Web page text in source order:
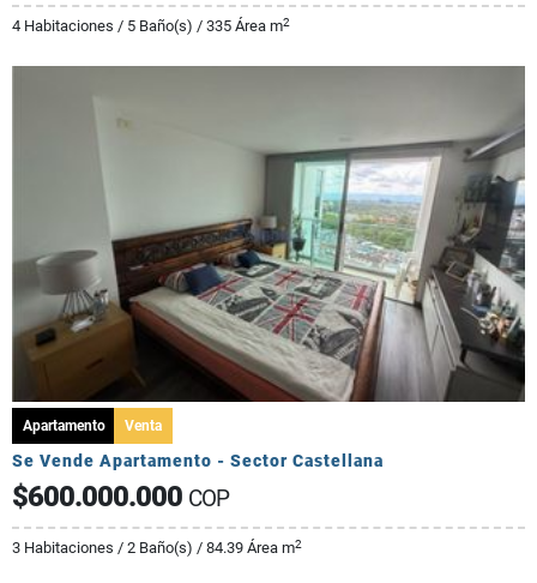
4 Habitaciones / 5 Baño(s) / 335 Área m2
Apartamento Venta
Se Vende Apartamento - Sector Castellana
$600.000.000 COP
3 Habitaciones / 2 Baño(s) / 84.39 Área m2